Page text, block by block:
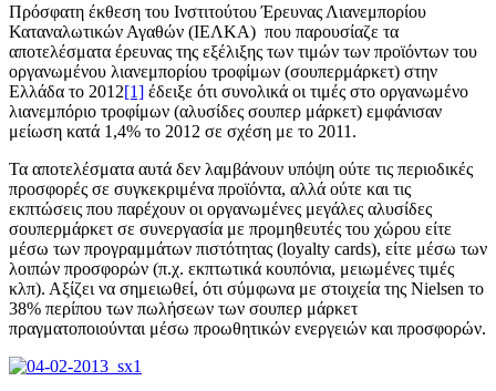
Πρόσφατη έκθεση του Ινστιτούτου Έρευνας Λιανεμπορίου
Καταναλωτικών Αγαθών (ΙΕΛΚΑ) που παρουσίαζε τα
αποτελέσματα έρευνας της εξέλιξης των τιμών των προϊόντων του
οργανωμένου λιανεμπορίου τροφίμων (σουπερμάρκετ) στην
Ελλάδα το 2012[1] έδειξε ότι συνολικά οι τιμές στο οργανωμένο
λιανεμπόριο τροφίμων (αλυσίδες σουπερ μάρκετ) εμφάνισαν
μείωση κατά 1,4% το 2012 σε σχέση με το 2011.
Τα αποτελέσματα αυτά δεν λαμβάνουν υπόψη ούτε τις περιοδικές
προσφορές σε συγκεκριμένα προϊόντα, αλλά ούτε και τις
εκπτώσεις που παρέχουν οι οργανωμένες μεγάλες αλυσίδες
σουπερμάρκετ σε συνεργασία με προμηθευτές του χώρου είτε
μέσω των προγραμμάτων πιστότητας (loyalty cards), είτε μέσω των
λοιπών προσφορών (π.χ. εκπτωτικά κουπόνια, μειωμένες τιμές
κλπ). Αξίζει να σημειωθεί, ότι σύμφωνα με στοιχεία της Nielsen το
38% περίπου των πωλήσεων των σουπερ μάρκετ
πραγματοποιούνται μέσω προωθητικών ενεργειών και προσφορών.